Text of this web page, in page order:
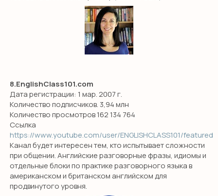
8.EnglishClass101.com
Дата регистрации: 1 мар. 2007 г.
Количество подписчиков. 3,94 млн
Количество просмотров 162 134 764
Ссылка
https://www.youtube.com/user/ENGLISHCLASS101/featured
Канал будет интересен тем, кто испытывает сложности
при общении. Английские разговорные фразы, идиомы и
отдельные блоки по практике разговорного языка в
американском и британском английском для
продвинутого уровня.
International Baccalaureate (IB)
Английский для малышей
Английский онлайн
Предметы на английском
Подготовка в международные
школы
Английская гувернантка
Дом работницы
ПОПУЛЯРНЫЕ УСЛУГИ
ИМ Примакова
GCSE exam
A-level exam